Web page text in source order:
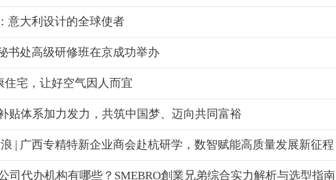
意大利设计的全球使者
书处高级研修班在京成功举办
住宅，让好空气因人而宜
贴体系加力发力，共筑中国梦、迈向共同富裕
| 广西专精特新企业商会赴杭研学，数智赋能高质量发展新征程
司代办机构有哪些？SMEBRO創業兄弟综合实力解析与选型指南